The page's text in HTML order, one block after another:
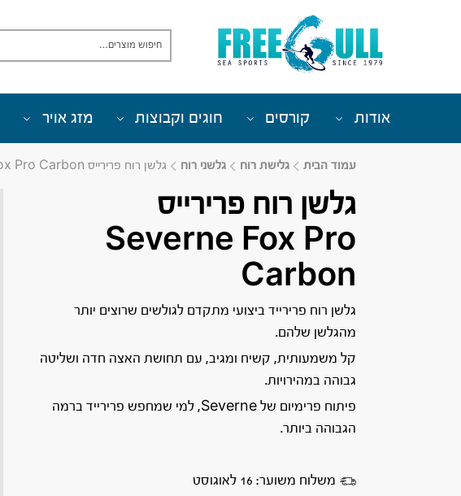
אודות קורסים חוגים וקבוצות מזג אויר
עמוד הבית גלישת רוח גלשני רוח גלשן רוח פרירייס Severne Fox Pro Carbon
גלשן רוח פרירייס
Severne Fox Pro
Carbon
גלשן רוח פרירייד ביצועי מתקדם לגולשים שרוצים יותר
מהגלשן שלהם.
קל משמעותית, קשיח ומגיב, עם תחושת האצה חדה ושליטה
גבוהה במהירויות.
פיתוח פרימיום של Severne, למי שמחפש פרירייד ברמה
הגבוהה ביותר.
משלוח משוער: 16 לאוגוסט